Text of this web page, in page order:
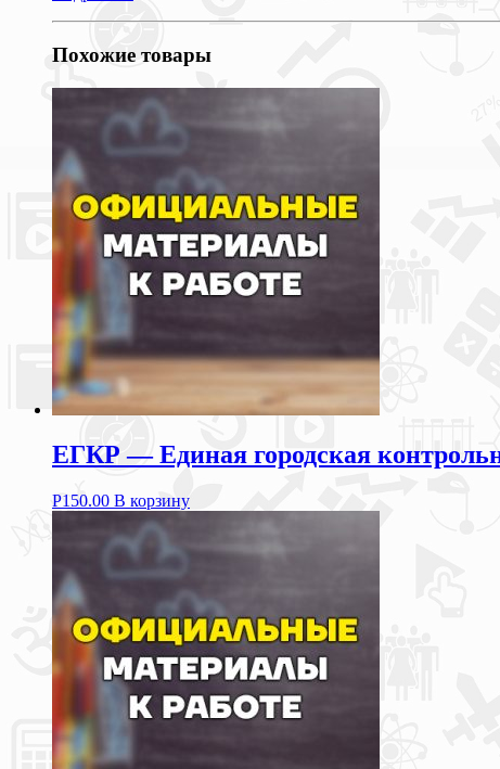
Похожие товары
ЕГКР — Единая городская
Р150.00 В корзину